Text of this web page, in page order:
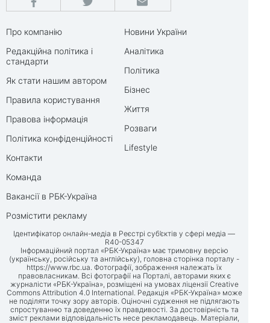
Про компанію
Редакційна політика і
стандарти
Як стати нашим автором
Правила користування
Правова інформація
Політика конфіденційності
Контакти
Команда
Вакансії в РБК-Україна
Розмістити рекламу
Новини України
Аналітика
Політика
Бізнес
Життя
Розваги
Lifestyle
Ідентифікатор онлайн-медіа в Реєстрі суб’єктів у сфері медіа —
R40-05347
Інформаційний портал «РБК-Україна» має тримовну версію
(українську, російську та англійську), головна сторінка порталу -
https://www.rbc.ua. Фотографії, зображення належать їх
правовласникам. Всі фотографії на Порталі, авторами яких є
журналісти «РБК-Україна», розміщені на умовах ліцензії Creative
Commons Attribution 4.0 International. Редакція «РБК-Україна» може
не поділяти точку зору авторів. Оціночні судження не підлягають
спростуванню та доведенню їх правдивості. За достовірність та
зміст реклами відповідальність несе рекламодавець. Матеріали,